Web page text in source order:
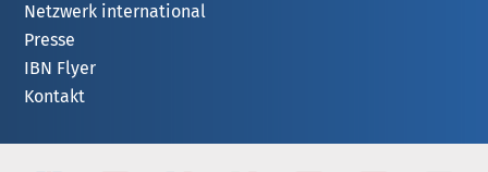
Netzwerk international
Presse
IBN Flyer
Kontakt